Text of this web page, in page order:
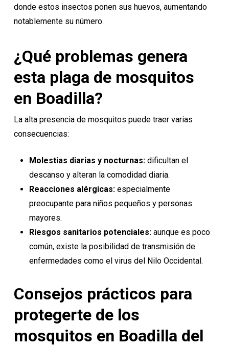
donde estos insectos ponen sus huevos, aumentando
notablemente su número.
¿Qué problemas genera
esta plaga de mosquitos
en Boadilla?
La alta presencia de mosquitos puede traer varias
consecuencias:
Molestias diarias y nocturnas:dificultan el
descanso y alteran la comodidad diaria.
Reacciones alérgicas:especialmente
preocupante para niños pequeños y personas
mayores.
Riesgos sanitarios potenciales:aunque es poco
común, existe la posibilidad de transmisión de
enfermedades como el virus del Nilo Occidental.
Consejos prácticos para
protegerte de los
mosquitos en Boadilla del